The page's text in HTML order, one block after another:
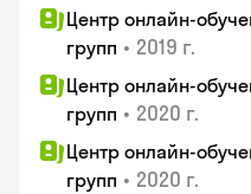
Центр онлайн-
групп • 2019 г.
Центр онлайн-
групп • 2020 г.
Центр онлайн-
групп • 2020 г.